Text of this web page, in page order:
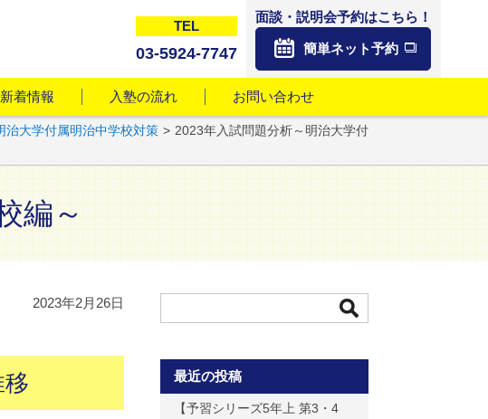
TEL
03-5924-7747
面談・説明会予約はこちら！
簡単ネット予約
新着情報 入塾の流れ お問い合わせ
治大学付属明治中学校対策 > 2023年入試問題分析～明治大学付
編～
2023年2月26日
最近の投稿
【予習シリーズ5年上 第3・4